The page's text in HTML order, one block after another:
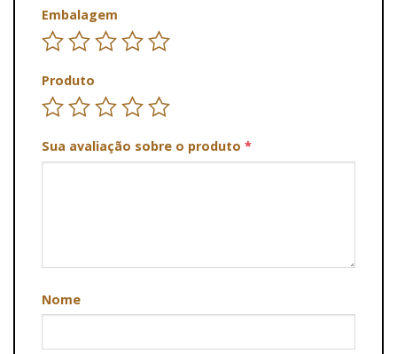
Embalagem
Produto
Sua avaliação sobre o produto *
Nome